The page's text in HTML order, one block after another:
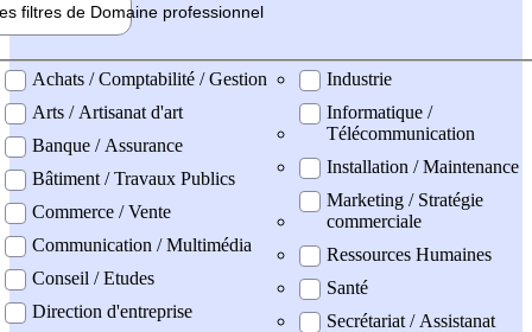
filtres de Domaine professionnel
professionel
Achats / Comptabilité / Gestion
Arts / Artisanat d'art
Banque / Assurance
Bâtiment / Travaux Publics
Commerce / Vente
Communication / Multimédia
Conseil / Etudes
Direction d'entreprise
Industrie
Informatique /
Télécommunication
Installation / Maintenance
Marketing / Stratégie
commerciale
Ressources Humaines
Santé
Secrétariat / Assistanat